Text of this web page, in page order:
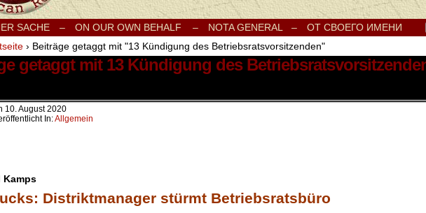
Internationale Onlinezeitung für Frieden, Humanismus, Völkerverständigung und
SACHE – ON OUR OWN BEHALF – NOTA GENERAL – ОТ СВОЕГО ИМЕНИ
› Beiträge getaggt mit "13 Kündigung des Betriebsratsvorsitzenden"
getaggt mit 13 Kündigung des
10. August 2020
In:Allgemein
Kamps
Distriktmanager stürmt Betriebsratsbüro